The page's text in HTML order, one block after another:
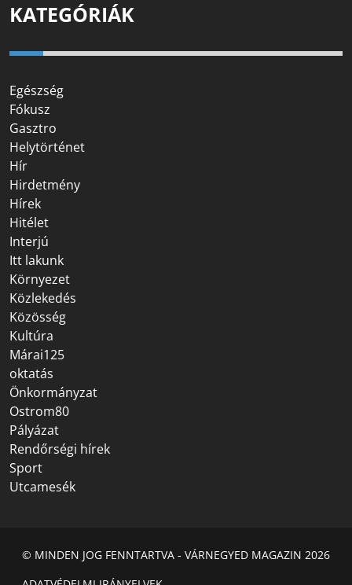
KATEGÓRIÁK
Egészség
Fókusz
Gasztro
Helytörténet
Hír
Hirdetmény
Hírek
Hitélet
Interjú
Itt lakunk
Környezet
Közlekedés
Közösség
Kultúra
Márai125
oktatás
Önkormányzat
Ostrom80
Pályázat
Rendőrségi hírek
Sport
Utcamesék
© MINDEN JOG FENNTARTVA - VÁRNEGYED MAGAZIN 2026